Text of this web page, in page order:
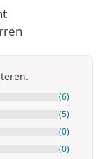
(6)
(5)
(0)
(0)